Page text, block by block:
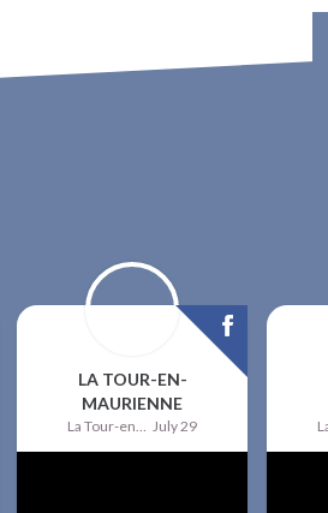
LA TOUR-EN-
MAURIENNE
La Tour-en-Maurienne July 29